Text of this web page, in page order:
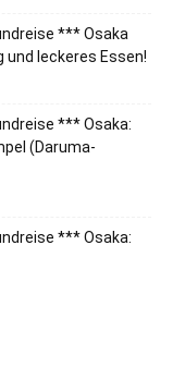
*** Osaka
und leckeres Essen!
*** Osaka:
(Daruma-
*** Osaka: